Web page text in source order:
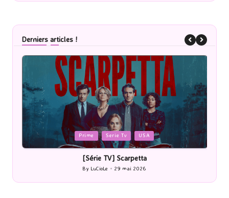
Derniers articles !
Posted
in
Cinéma
[Cinéma] Les Rayons et des ombres
Posted
by
ByLuCioLe 27 mai 2026